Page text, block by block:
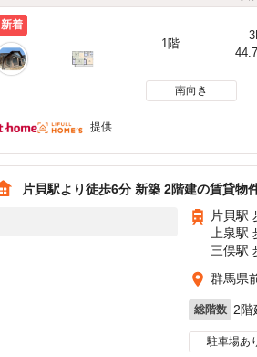
新着
1階
南向き
提供
片貝駅より徒歩6分 新築 2階建の賃貸物
片貝駅
上泉駅
三俣駅
群馬県
総階数 2階
駐車場あ